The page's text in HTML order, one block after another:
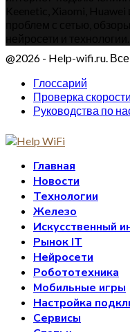
@2026 - Help-wifi.ru.
Глоссарий
Проверка
Руководства по
Главная
Новости
Технологии
Железо
Искусственный
Рынок IT
Нейросети
Робототехника
Мобильные игры
Настройка
Сервисы